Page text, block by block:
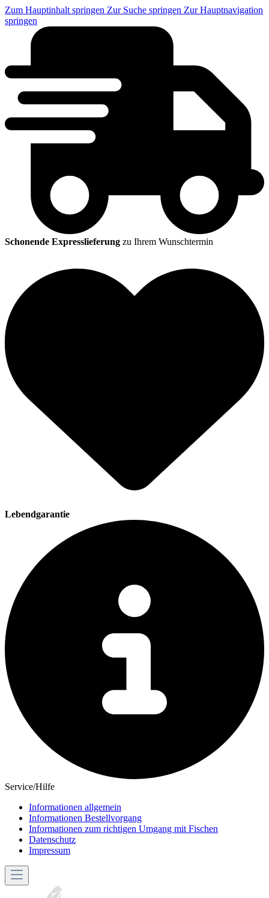
Zum Hauptinhalt springen Zur Suche springen Zur Hauptnavigation
springen
Schonende Expresslieferung zu Ihrem Wunschtermin
Lebendgarantie
Service/Hilfe
Informationen allgemein
Informationen Bestellvorgang
Informationen zum richtigen Umgang mit Fischen
Datenschutz
Impressum